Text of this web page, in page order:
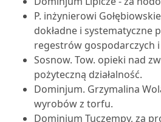
P. inżynierowi
dokładne i systematyczne
regestrów gospodarczych
Sosnow. Tow. opieki nad
pożyteczną działalność.
Dominjum. Grzymalina
wyrobów z torfu.
Dominjum Tuczempy, za